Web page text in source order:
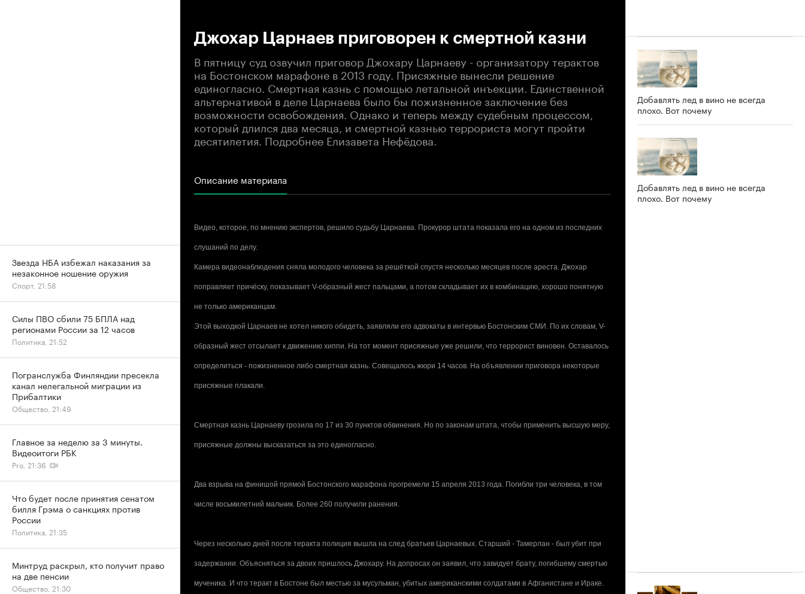
Джохар Царнаев приговорен к смертной казни
В пятницу суд озвучил приговор Джохару Царнаеву - организатору терактов
на Бостонском марафоне в 2013 году. Присяжные вынесли решение
единогласно. Смертная казнь с помощью летальной инъекции. Единственной
альтернативой в деле Царнаева было бы пожизненное заключение без
возможности освобождения. Однако и теперь между судебным процессом,
который длился два месяца, и смертной казнью террориста могут пройти
десятилетия. Подробнее Елизавета Нефёдова.
Описание материала
Видео, которое, по мнению экспертов, решило судьбу Царнаева. Прокурор штата показала его на одном из последних
слушаний по делу.
Камера видеонаблюдения сняла молодого человека за решёткой спустя несколько месяцев после ареста. Джохар
поправляет причёску, показывает V-образный жест пальцами, а потом складывает их в комбинацию, хорошо понятную
не только американцам.
Этой выходкой Царнаев не хотел никого обидеть, заявляли его адвокаты в интервью Бостонским СМИ. По их словам, V-
образный жест отсылает к движению хиппи. На тот момент присяжные уже решили, что террорист виновен. Оставалось
определиться - пожизненное либо смертная казнь. Совещалось жюри 14 часов. На объявлении приговора некоторые
присяжные плакали.
Смертная казнь Царнаеву грозила по 17 из 30 пунктов обвинения. Но по законам штата, чтобы применить высшую меру,
присяжные должны высказаться за это единогласно.
Два взрыва на финишой прямой Бостонского марафона прогремели 15 апреля 2013 года. Погибли три человека, в том
числе восьмилетний мальчик. Более 260 получили ранения.
Через несколько дней после теракта полиция вышла на след братьев Царнаевых. Старший - Тамерлан - был убит при
задержании. Объясняться за двоих пришлось Джохару. На допросах он заявил, что завидует брату, погибшему смертью
мученика. И что теракт в Бостоне был местью за мусульман, убитых американскими солдатами в Афганистане и Ираке.
Добавлять лед в вино не всегда
плохо. Вот почему
Добавлять лед в вино не всегда
плохо. Вот почему
Звезда НБА избежал наказания за
незаконное ношение оружия
Спорт, 21:58
Силы ПВО сбили 75 БПЛА над
регионами России за 12 часов
Политика, 21:52
Погранслужба Финляндии пресекла
канал нелегальной миграции из
Прибалтики
Общество, 21:49
Главное за неделю за 3 минуты.
Видеоитоги РБК
Pro, 21:36
Что будет после принятия сенатом
билля Грэма о санкциях против
России
Политика, 21:35
Минтруд раскрыл, кто получит право
на две пенсии
Общество, 21:30